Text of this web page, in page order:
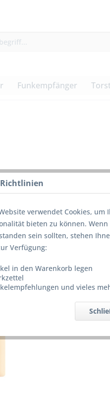
Funkempfänger
verwendet Cookies, um
bieten zu können.
sein sollten, stehen
Verfügung:
in den Warenkorb legen
und vieles